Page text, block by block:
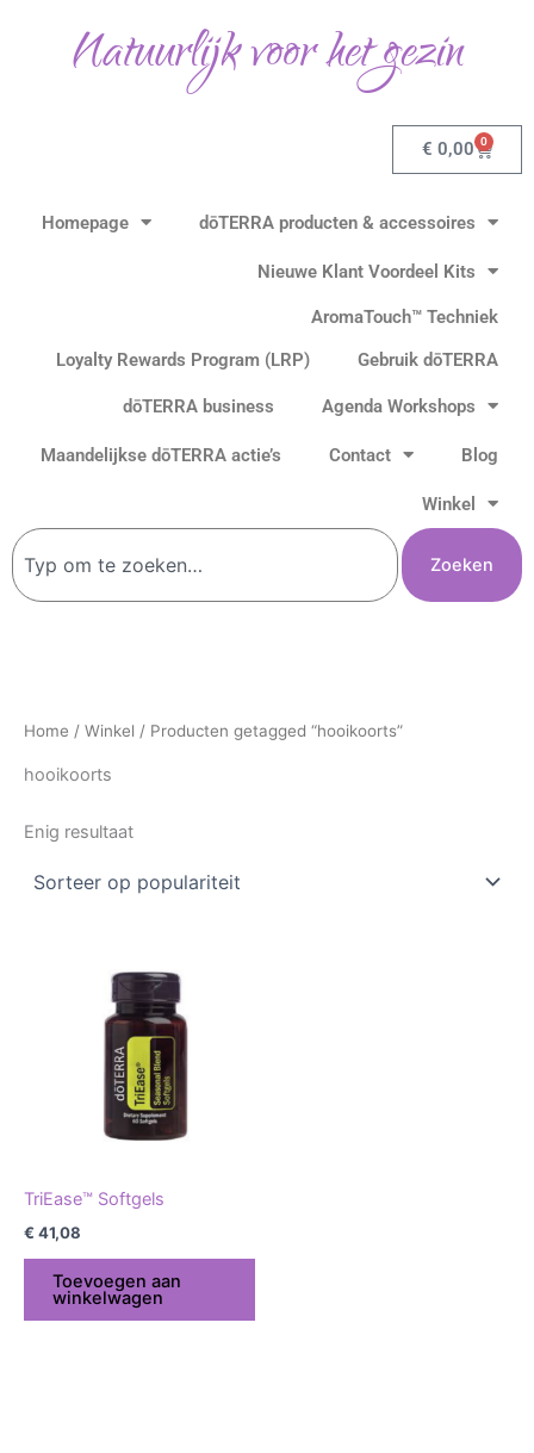
Natuurlijk voor het gezin
€ 0,00 0
Homepage dōTERRA producten & accessoires
Nieuwe Klant Voordeel Kits
AromaTouch™ Techniek
Loyalty Rewards Program (LRP)
Gebruik dōTERRA
dōTERRA business Agenda Workshops
Maandelijkse dōTERRA actie’s Contact Blog
Winkel
Zoeken
Zoeken
Home / Winkel / Producten getagged “hooikoorts”
hooikoorts
Enig resultaat
TriEase™ Softgels
€ 41,08
Toevoegen aan
winkelwagen